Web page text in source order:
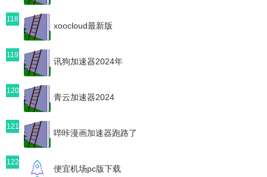
118
xoocloud最新版
119
讯狗加速器2024年
120
青云加速器2024
121
哔咔漫画加速器跑路了
122
便宜机场pc版下载